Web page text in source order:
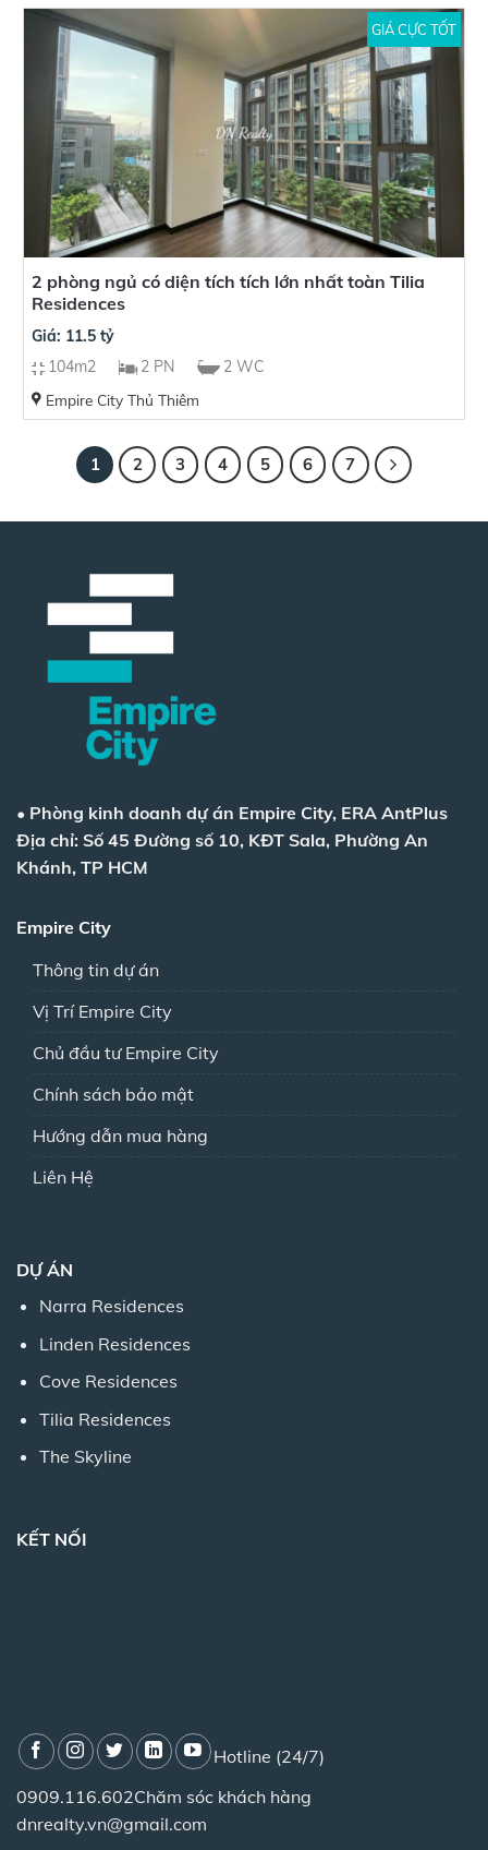
GIÁ CỰC TỐT
2 phòng ngủ có diện tích tích lớn nhất toàn Tilia
Residences
Giá: 11.5 tỷ
104m2
2 PN 2 WC
Empire City Thủ Thiêm
1 2 3 4 5 6 7
• Phòng kinh doanh dự án Empire City, ERA AntPlus
Địa chỉ: Số 45 Đường số 10, KĐT Sala, Phường An
Khánh, TP HCM
Empire City
Thông tin dự án
Vị Trí Empire City
Chủ đầu tư Empire City
Chính sách bảo mật
Hướng dẫn mua hàng
Liên Hệ
DỰ ÁN
Narra Residences
Linden Residences
Cove Residences
Tilia Residences
The Skyline
KẾT NỐI
Hotline (24/7)
0909.116.602Chăm sóc khách hàng
dnrealty.vn@gmail.com